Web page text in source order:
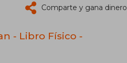
Comparte y gana dinero
- Libro Físico -